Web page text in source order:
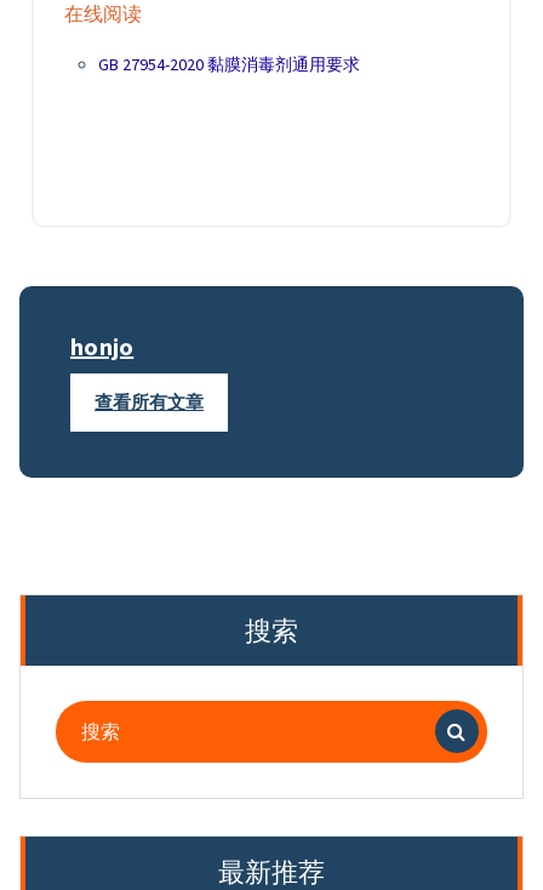
在线阅读
GB 27954-2020 黏膜消毒剂通用要求
honjo
查看所有文章
搜索
搜
索：
最新推荐